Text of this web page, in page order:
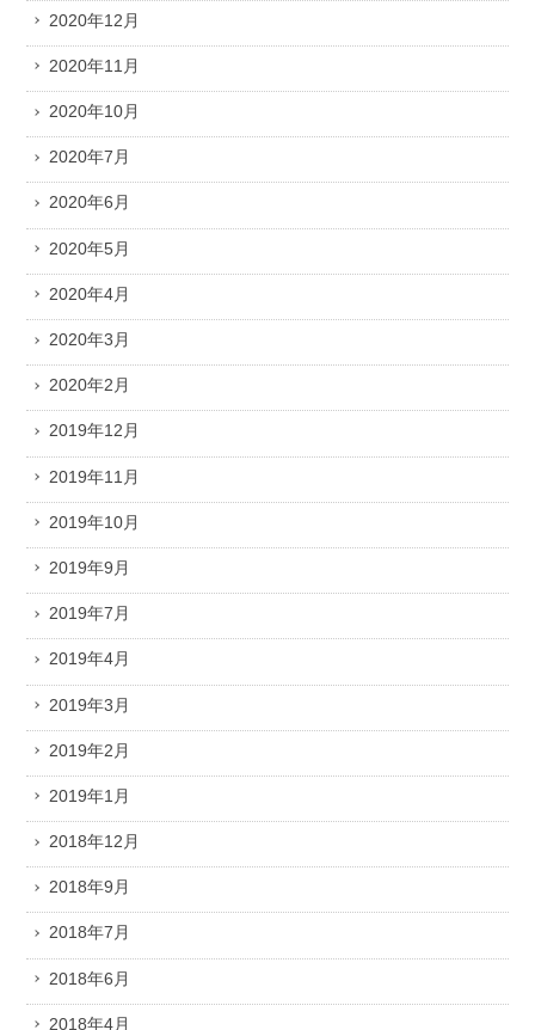
2020年12月
2020年11月
2020年10月
2020年7月
2020年6月
2020年5月
2020年4月
2020年3月
2020年2月
2019年12月
2019年11月
2019年10月
2019年9月
2019年7月
2019年4月
2019年3月
2019年2月
2019年1月
2018年12月
2018年9月
2018年7月
2018年6月
2018年4月